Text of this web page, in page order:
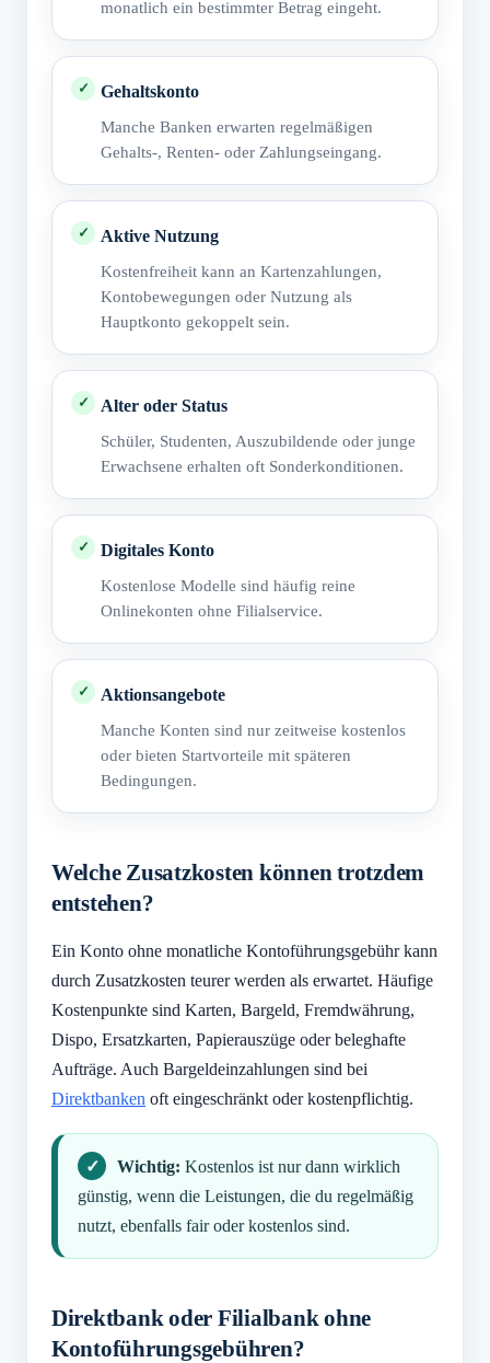
monatlich ein bestimmter Betrag eingeht.
Gehaltskonto
Manche Banken erwarten regelmäßigen
Gehalts-, Renten- oder Zahlungseingang.
Aktive Nutzung
Kostenfreiheit kann an Kartenzahlungen,
Kontobewegungen oder Nutzung als
Hauptkonto gekoppelt sein.
Alter oder Status
Schüler, Studenten, Auszubildende oder junge
Erwachsene erhalten oft Sonderkonditionen.
Digitales Konto
Kostenlose Modelle sind häufig reine
Onlinekonten ohne Filialservice.
Aktionsangebote
Manche Konten sind nur zeitweise kostenlos
oder bieten Startvorteile mit späteren
Bedingungen.
Welche Zusatzkosten können trotzdem
entstehen?
Ein Konto ohne monatliche Kontoführungsgebühr kann
durch Zusatzkosten teurer werden als erwartet. Häufige
Kostenpunkte sind Karten, Bargeld, Fremdwährung,
Dispo, Ersatzkarten, Papierauszüge oder beleghafte
Aufträge. Auch Bargeldeinzahlungen sind bei
Direktbanken oft eingeschränkt oder kostenpflichtig.
Wichtig: Kostenlos ist nur dann wirklich
günstig, wenn die Leistungen, die du regelmäßig
nutzt, ebenfalls fair oder kostenlos sind.
Direktbank oder Filialbank ohne
Kontoführungsgebühren?